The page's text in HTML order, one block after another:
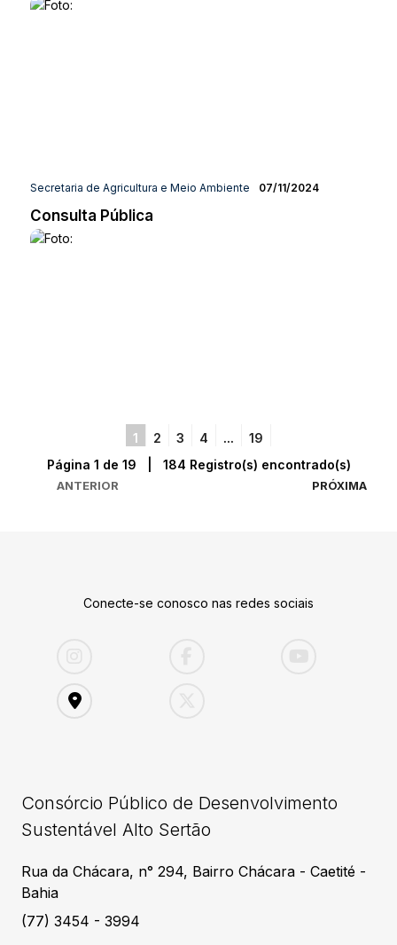
Secretaria de Agricultura e Meio Ambiente 07/11/2024
Consulta Pública
1 2 3 4 ... 19
ANTERIOR
Página 1 de 19 | 184 Registro(s) encontrado(s)
PRÓXIMA
Conecte-se conosco nas redes sociais
Consórcio Público de Desenvolvimento
Sustentável Alto Sertão
Rua da Chácara, n° 294, Bairro Chácara - Caetité -
Bahia
(77) 3454 - 3994